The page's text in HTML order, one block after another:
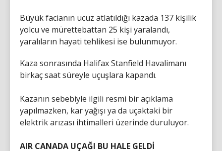
Büyük facianın ucuz atlatıldığı kazada 137 kişilik
yolcu ve mürettebattan 25 kişi yaralandı,
yaralıların hayati tehlikesi ise bulunmuyor.
Kaza sonrasında Halifax Stanfield Havalimanı
birkaç saat süreyle uçuşlara kapandı.
Kazanın sebebiyle ilgili resmi bir açıklama
yapılmazken, kar yağışı ya da uçaktaki bir
elektrik arızası ihtimalleri üzerinde duruluyor.
AIR CANADA UÇAĞI BU HALE GELDİ